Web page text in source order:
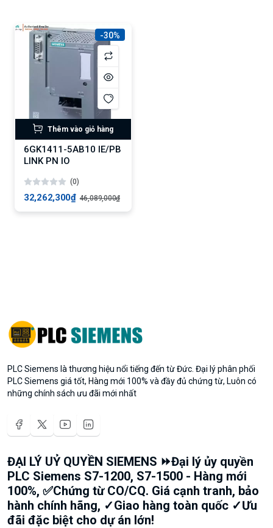
-30%
Thêm vào giỏ hàng
6GK1411-5AB10 IE/PB
LINK PN IO
(0)
32,262,300₫ 46,089,000₫
PLC Siemens là thương hiệu nổi tiếng đến từ Đức. Đại lý phân phối
PLC Siemens giá tốt, Hàng mới 100% và đầy đủ chứng từ, Luôn có
những chính sách ưu đãi mới nhất
ĐẠI LÝ UỶ QUYỀN SIEMENS ⏩Đại lý ủy quyền
PLC Siemens S7-1200, S7-1500 - Hàng mới
100%, ✅Chứng từ CO/CQ. Giá cạnh tranh, bảo
hành chính hãng, ✓Giao hàng toàn quốc ✓Ưu
đãi đặc biệt cho dự án lớn!